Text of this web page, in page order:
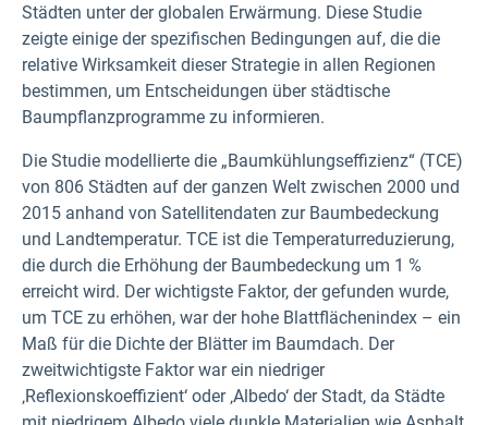
Städten unter der globalen Erwärmung. Diese Studie
zeigte einige der spezifischen Bedingungen auf, die die
relative Wirksamkeit dieser Strategie in allen Regionen
bestimmen, um Entscheidungen über städtische
Baumpflanzprogramme zu informieren.
Die Studie modellierte die „Baumkühlungseffizienz“ (TCE)
von 806 Städten auf der ganzen Welt zwischen 2000 und
2015 anhand von Satellitendaten zur Baumbedeckung
und Landtemperatur. TCE ist die Temperaturreduzierung,
die durch die Erhöhung der Baumbedeckung um 1 %
erreicht wird. Der wichtigste Faktor, der gefunden wurde,
um TCE zu erhöhen, war der hohe Blattflächenindex – ein
Maß für die Dichte der Blätter im Baumdach. Der
zweitwichtigste Faktor war ein niedriger
‚Reflexionskoeffizient‘ oder ‚Albedo‘ der Stadt, da Städte